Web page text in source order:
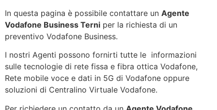
In questa pagina è possibile contattare un Agente
Vodafone Business Terni per la richiesta di un
preventivo Vodafone Business.
I nostri Agenti possono fornirti tutte le informazioni
sulle tecnologie di rete fissa e fibra ottica Vodafone,
Rete mobile voce e dati in 5G di Vodafone oppure
soluzioni di Centralino Virtuale Vodafone.